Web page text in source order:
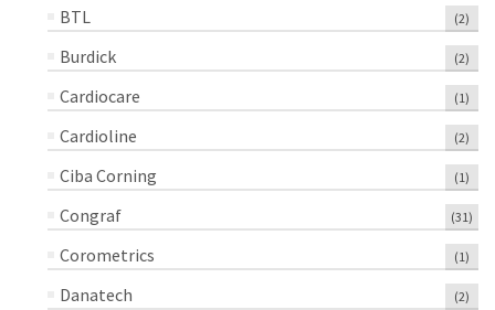
BTL (2)
Burdick (2)
Cardiocare (1)
Cardioline (2)
Ciba Corning (1)
Congraf (31)
Corometrics (1)
Danatech (2)